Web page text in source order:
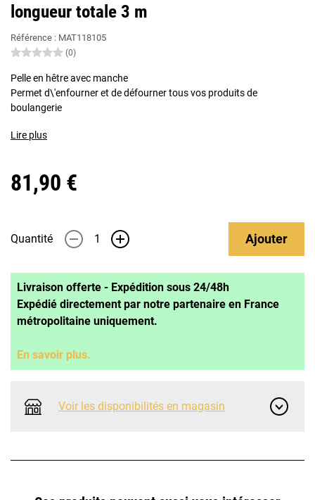
longueur totale 3 m
Référence : MAT118105
(0)
Pelle en hêtre avec manche
Permet d\'enfourner et de défourner tous vos produits de
boulangerie
Lire plus
81,90 €
Quantité - + Ajouter
Livraison offerte - Expédition sous 24/48h
Expédié directement par notre partenaire en France
métropolitaine uniquement.
En savoir plus.
Voir les disponibilités en magasin